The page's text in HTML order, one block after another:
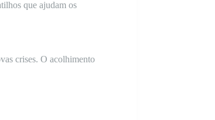
que ajudam os
crises. O acolhimento